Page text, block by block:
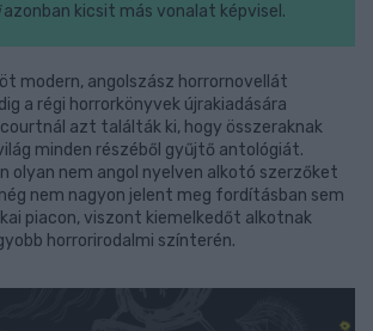
azonban kicsit más vonalat képvisel.
modern, angolszász horrornovellát
a régi horrorkönyvek újrakiadására
azt találták ki, hogy összeraknak
minden részéből gyűjtő antológiát.
olyan nem angol nyelven alkotó szerzőket
nem nagyon jelent meg fordításban sem
piacon, viszont kiemelkedőt alkotnak
horrorirodalmi színterén.